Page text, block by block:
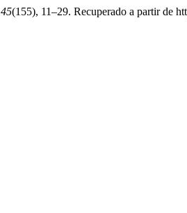
45(155), 11–29. Recuperado a partir de